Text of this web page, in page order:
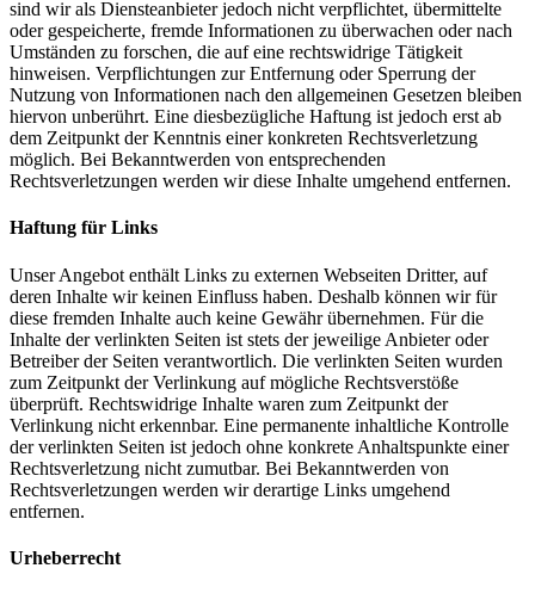
sind wir als Diensteanbieter jedoch nicht verpflichtet, übermittelte
oder gespeicherte, fremde Informationen zu überwachen oder nach
Umständen zu forschen, die auf eine rechtswidrige Tätigkeit
hinweisen. Verpflichtungen zur Entfernung oder Sperrung der
Nutzung von Informationen nach den allgemeinen Gesetzen bleiben
hiervon unberührt. Eine diesbezügliche Haftung ist jedoch erst ab
dem Zeitpunkt der Kenntnis einer konkreten Rechtsverletzung
möglich. Bei Bekanntwerden von entsprechenden
Rechtsverletzungen werden wir diese Inhalte umgehend entfernen.
Haftung für Links
Unser Angebot enthält Links zu externen Webseiten Dritter, auf
deren Inhalte wir keinen Einfluss haben. Deshalb können wir für
diese fremden Inhalte auch keine Gewähr übernehmen. Für die
Inhalte der verlinkten Seiten ist stets der jeweilige Anbieter oder
Betreiber der Seiten verantwortlich. Die verlinkten Seiten wurden
zum Zeitpunkt der Verlinkung auf mögliche Rechtsverstöße
überprüft. Rechtswidrige Inhalte waren zum Zeitpunkt der
Verlinkung nicht erkennbar. Eine permanente inhaltliche Kontrolle
der verlinkten Seiten ist jedoch ohne konkrete Anhaltspunkte einer
Rechtsverletzung nicht zumutbar. Bei Bekanntwerden von
Rechtsverletzungen werden wir derartige Links umgehend
entfernen.
Urheberrecht